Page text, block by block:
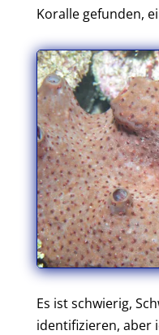
Koralle gefunden,
Es ist schwierig,
identifizieren, aber